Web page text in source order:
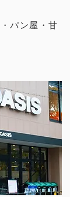
パン屋・甘